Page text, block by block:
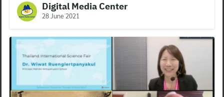
Digital Media Center
28 June 2021